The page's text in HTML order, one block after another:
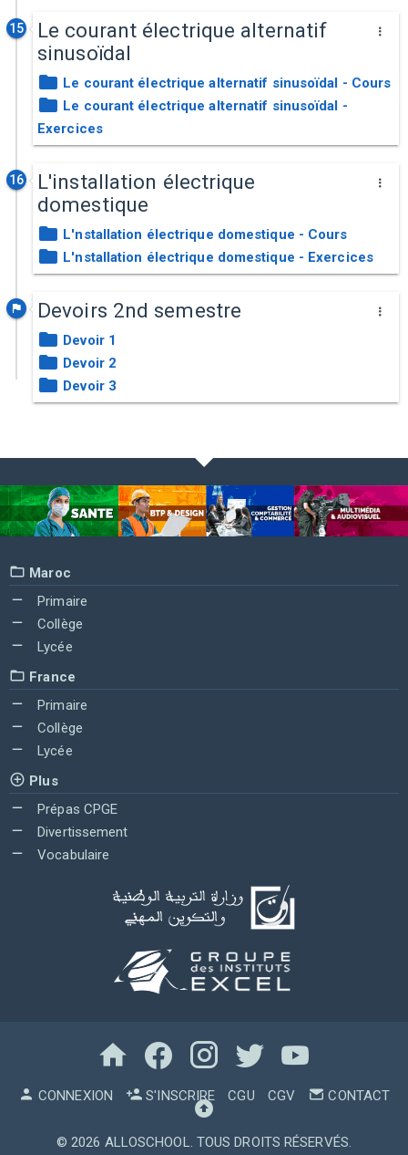
15
Le courant électrique alternatif
sinusoïdal
Le courant électrique alternatif sinusoïdal - Cours
Le courant électrique alternatif sinusoïdal -
Exercices
16
L'installation électrique
domestique
L'nstallation électrique domestique - Cours
L'nstallation électrique domestique - Exercices
Devoirs 2nd semestre
Devoir 1
Devoir 2
Devoir 3
Maroc
Primaire
Collège
Lycée
France
Primaire
Collège
Lycée
Plus
Prépas CPGE
Divertissement
Vocabulaire
CONNEXION S'INSCRIRE CGU CGV CONTACT
© 2026 ALLOSCHOOL. TOUS DROITS RÉSERVÉS.